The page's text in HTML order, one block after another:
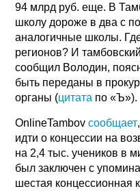
94 млрд руб. еще. В
школу дороже в два с
аналогичные школы.
регионов? И
сообщил Володин,
быть переданы в
органы (цитата по «Ъ»).
OnlineTambovсообщает
идти о концессии на
на 2,4 тыс. учеников в
был заключен с
шестая концессионная